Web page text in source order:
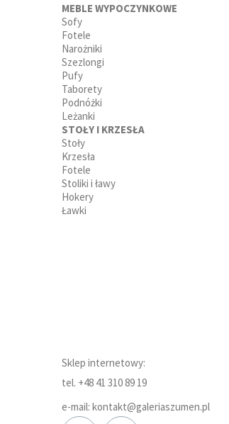
MEBLE WYPOCZYNKOWE
Sofy
Fotele
Narożniki
Szezlongi
Pufy
Taborety
Podnóżki
Leżanki
STOŁY I KRZESŁA
Stoły
Krzesła
Fotele
Stoliki i ławy
Hokery
Ławki
Sklep internetowy:
tel. +48 41 310 89 19
e-mail: kontakt@galeriaszumen.pl